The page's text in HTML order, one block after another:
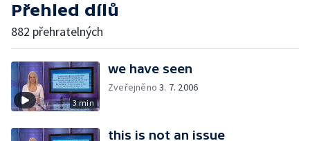
Přehled dílů
882 přehratelných
3 min
we have seen
Zveřejněno3. 7. 2006
this is not an issue